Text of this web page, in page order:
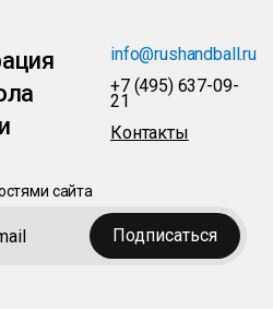
info@rushandball.ru
+7 (495) 637-09-
21
Контакты
сайта
Подписаться